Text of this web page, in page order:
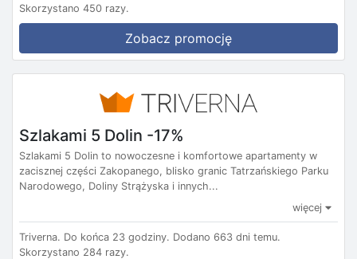
Skorzystano 450 razy.
Zobacz promocję
Szlakami 5 Dolin -17%
Szlakami 5 Dolin to nowoczesne i komfortowe apartamenty w
zacisznej części Zakopanego, blisko granic Tatrzańskiego Parku
Narodowego, Doliny Strążyska i innych...
więcej
Triverna. Do końca 23 godziny. Dodano 663 dni temu.
Skorzystano 284 razy.